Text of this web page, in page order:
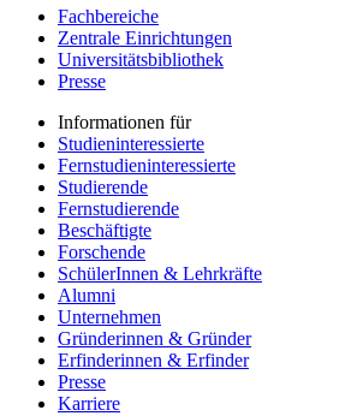
Fachbereiche
Zentrale Einrichtungen
Universitätsbibliothek
Presse
Informationen für
Studieninteressierte
Fernstudieninteressierte
Studierende
Fernstudierende
Beschäftigte
Forschende
SchülerInnen & Lehrkräfte
Alumni
Unternehmen
Gründerinnen & Gründer
Erfinderinnen & Erfinder
Presse
Karriere